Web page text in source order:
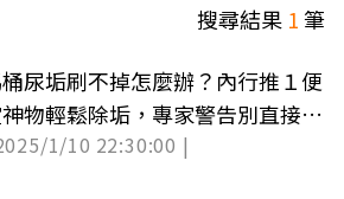
搜尋結果 1筆
尿垢刷不掉怎麼辦？內行推１便
物輕鬆除垢，專家警告別直接倒
水1/10 22:30:00 |